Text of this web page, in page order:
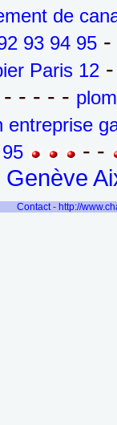
de
93 94 95
Paris 12
- - - -
entreprise
- -
Genève
Contact- http://